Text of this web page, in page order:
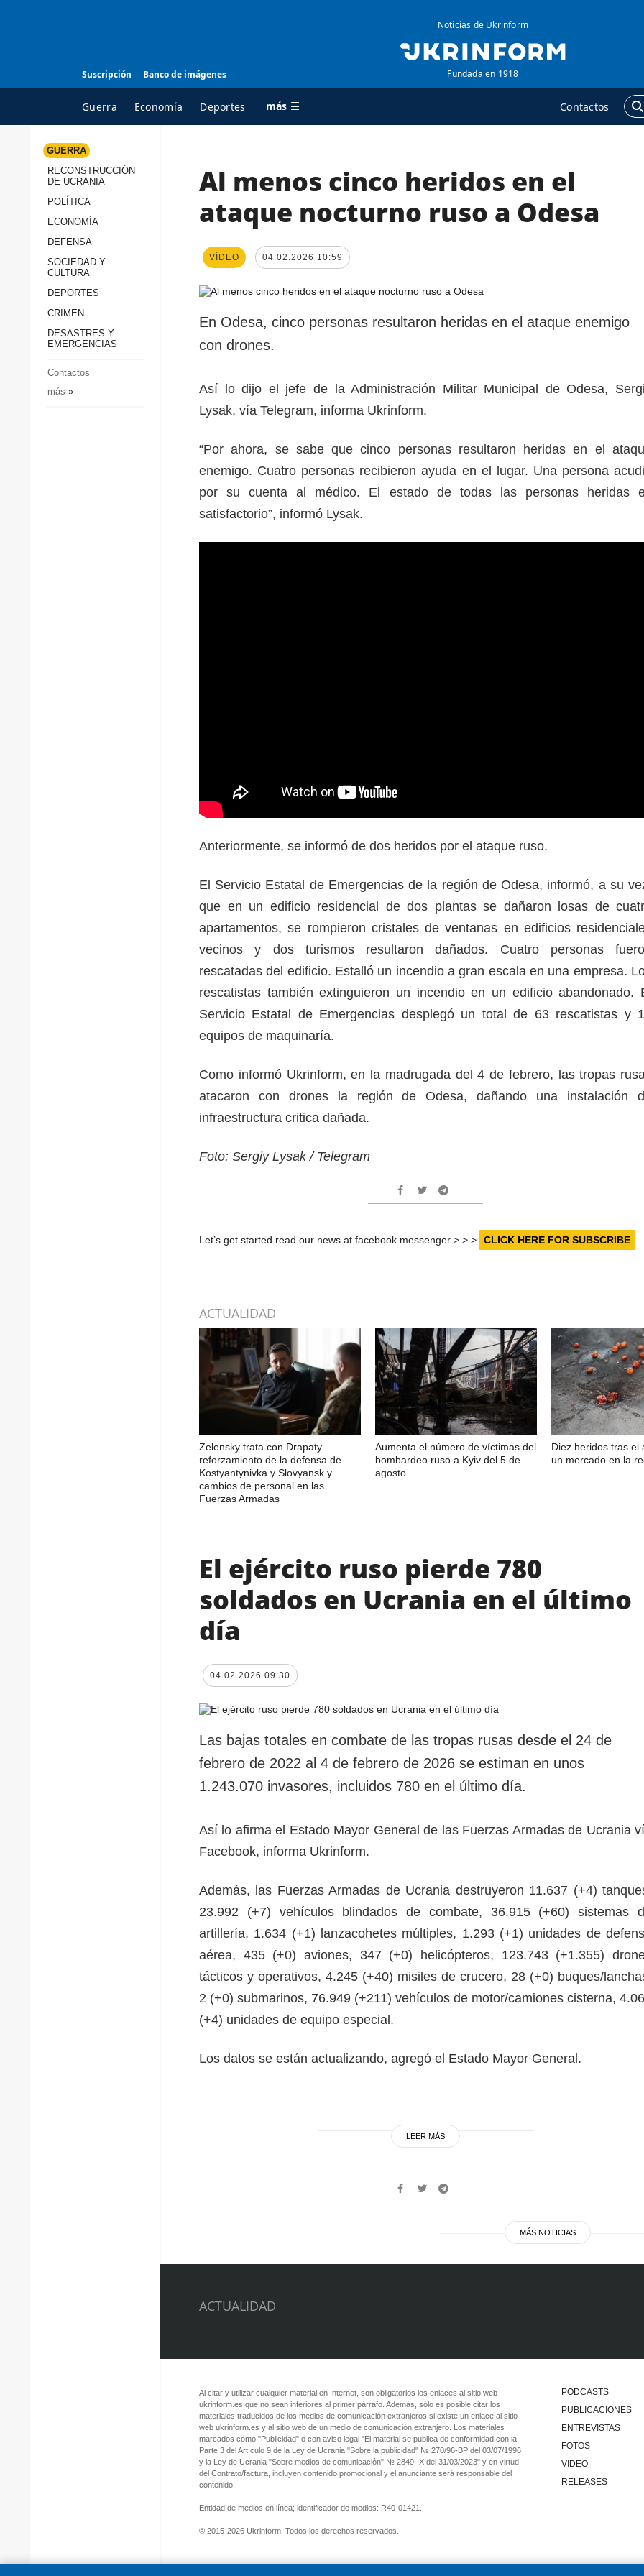
Suscripción Banco de imágenes
Noticias de Ukrinform
Fundada en 1918
Guerra Economía Deportes más ☰ Contactos
TODAS LAS
Sociedad y Cultura
Desastres y emergencias
AGENCIA
contacto
condiciones de
suscripción
servicios
protección de datos
ADICIONAL
Podcasts
Publicaciones
Releases
GUERRA
RECONSTRUCCIÓN
DE UCRANIA
POLÍTICA
ECONOMÍA
DEFENSA
SOCIEDAD Y
CULTURA
DEPORTES
CRIMEN
DESASTRES Y
EMERGENCIAS
Contactos
más »
Al menos cinco heridos en el
ataque nocturno ruso a Odesa
VÍDEO 04.02.2026 10:59
En Odesa, cinco personas resultaron heridas en el ataque enemigo
con drones.
Así lo dijo el jefe de la Administración Militar Municipal de Odesa,
Lysak, vía Telegram, informa Ukrinform.
“Por ahora, se sabe que cinco personas resultaron heridas en el
enemigo. Cuatro personas recibieron ayuda en el lugar. Una persona
por su cuenta al médico. El estado de todas las personas heridas
satisfactorio”, informó Lysak.
Anteriormente, se informó de dos heridos por el ataque ruso.
El Servicio Estatal de Emergencias de la región de Odesa, informó, a su
que en un edificio residencial de dos plantas se dañaron losas de
apartamentos, se rompieron cristales de ventanas en edificios
vecinos y dos turismos resultaron dañados. Cuatro personas
rescatadas del edificio. Estalló un incendio a gran escala en una empresa.
rescatistas también extinguieron un incendio en un edificio abandonado.
Servicio Estatal de Emergencias desplegó un total de 63 rescatistas y
equipos de maquinaría.
Como informó Ukrinform, en la madrugada del 4 de febrero, las tropas
atacaron con drones la región de Odesa, dañando una instalación
infraestructura critica dañada.
Foto: Sergiy Lysak / Telegram
Let’s get started read our news at facebook messenger > > > CLICK HERE FOR SUBSCRIBE
ACTUALIDAD
Zelensky trata con Drapaty
reforzamiento de la defensa de
Kostyantynivka y Slovyansk y
cambios de personal en las
Fuerzas Armadas
Aumenta el número de víctimas del
bombardeo ruso a Kyiv del 5 de
agosto
Diez heridos tras el
un mercado en la
El ejército ruso pierde 780
soldados en Ucrania en el último
día
04.02.2026 09:30
Las bajas totales en combate de las tropas rusas desde el 24 de
febrero de 2022 al 4 de febrero de 2026 se estiman en unos
1.243.070 invasores, incluidos 780 en el último día.
Así lo afirma el Estado Mayor General de las Fuerzas Armadas de Ucrania
Facebook, informa Ukrinform.
Además, las Fuerzas Armadas de Ucrania destruyeron 11.637 (+4)
23.992 (+7) vehículos blindados de combate, 36.915 (+60) sistemas
artillería, 1.634 (+1) lanzacohetes múltiples, 1.293 (+1) unidades de
aérea, 435 (+0) aviones, 347 (+0) helicópteros, 123.743 (+1.355)
tácticos y operativos, 4.245 (+40) misiles de crucero, 28 (+0) buques/
2 (+0) submarinos, 76.949 (+211) vehículos de motor/camiones cisterna,
(+4) unidades de equipo especial.
Los datos se están actualizando, agregó el Estado Mayor General.
LEER MÁS
MÁS NOTICIAS
ACTUALIDAD
PODCASTS
PUBLICACIONES
ENTREVISTAS
FOTOS
VIDEO
RELEASES
Al citar y utilizar cualquier material en Internet, son obligatorios los enlaces al sitio web
ukrinform.es que no sean inferiores al primer párrafo. Además, sólo es posible citar los
materiales traducidos de los medios de comunicación extranjeros si existe un enlace al sitio
web ukrinform.es y al sitio web de un medio de comunicación extranjero. Los materiales
marcados como "Publicidad" o con aviso legal "El material se publica de conformidad con la
Parte 3 del Artículo 9 de la Ley de Ucrania "Sobre la publicidad" № 270/96-ВР del 03/07/1996
y la Ley de Ucrania "Sobre medios de comunicación" № 2849-IX del 31/03/2023" y en virtud
del Contrato/factura, incluyen contenido promocional y el anunciante será responsable del
contenido.
Entidad de medios en línea; identificador de medios: R40-01421.
© 2015-2026 Ukrinform. Todos los derechos reservados.